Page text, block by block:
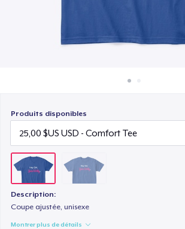
Produits disponibles
Description:
Coupe ajustée, unisexe
Montrer plus de détails